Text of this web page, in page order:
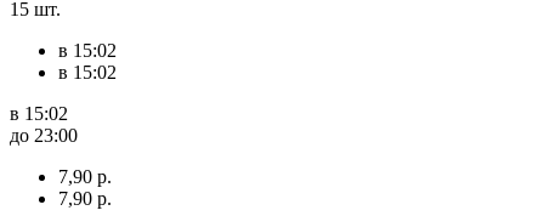
15 шт.
в 15:02
в 15:02
в 15:02
до 23:00
7,90 р.
7,90 р.